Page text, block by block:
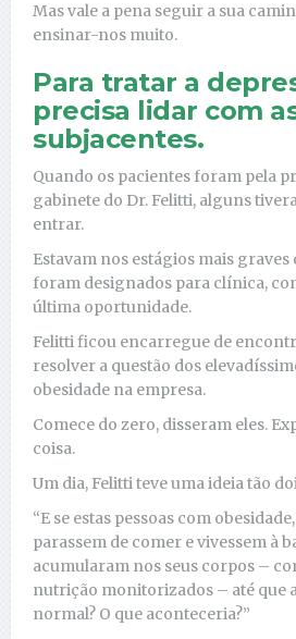
Mas vale a pena seguir a sua
ensinar-nos muito.
Para tratar a
precisa lidar com
subjacentes.
Quando os pacientes foram pela
gabinete do Dr. Felitti, alguns
entrar.
Estavam nos estágios mais graves
foram designados para clínica,
última oportunidade.
Felitti ficou encarregue de
resolver a questão dos
obesidade na empresa.
Comece do zero, disseram eles.
coisa.
Um dia, Felitti teve uma ideia tão
“E se estas pessoas com
parassem de comer e vivessem à
acumularam nos seus corpos –
nutrição monitorizados – até que
normal? O que aconteceria?”